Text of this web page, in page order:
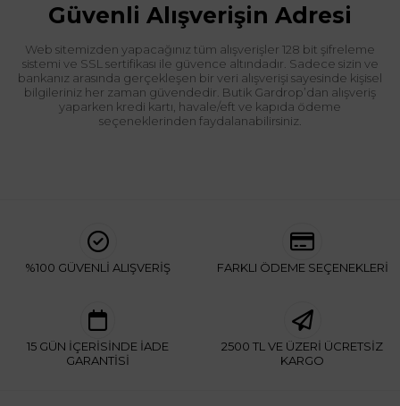
Güvenli Alışverişin Adresi
Web sitemizden yapacağınız tüm alışverişler 128 bit şifreleme
sistemi ve SSL sertifikası ile güvence altındadır. Sadece sizin ve
bankanız arasında gerçekleşen bir veri alışverişi sayesinde kişisel
bilgileriniz her zaman güvendedir. Butik Gardrop’dan alışveriş
yaparken kredi kartı, havale/eft ve kapıda ödeme
seçeneklerinden faydalanabilirsiniz.
%100 GÜVENLİ ALIŞVERİŞ FARKLI ÖDEME SEÇENEKLERİ
15 GÜN İÇERİSİNDE İADE
GARANTİSİ
2500 TL VE ÜZERİ ÜCRETSİZ
KARGO